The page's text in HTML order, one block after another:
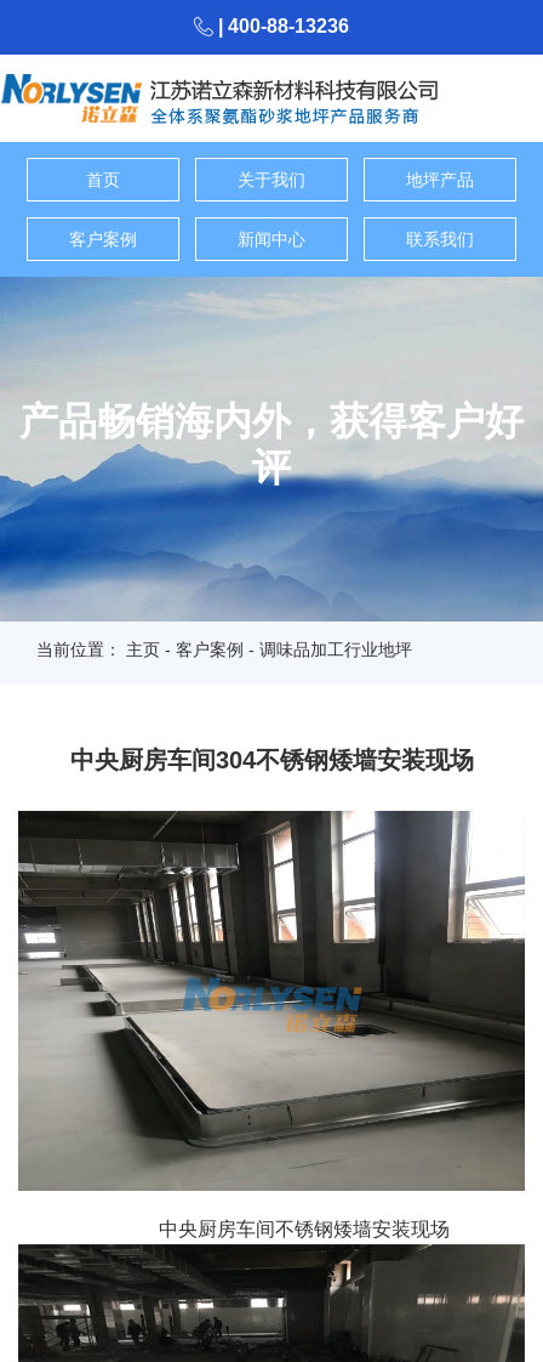
| 400-88-13236
首页 关于我们 地坪产品
客户案例 新闻中心 联系我们
产品畅销海内外，获得客户好
评
当前位置： 主页 - 客户案例 - 调味品加工行业地坪
中央厨房车间304不锈钢矮墙安装现场
中央厨房车间不锈钢矮墙安装现场